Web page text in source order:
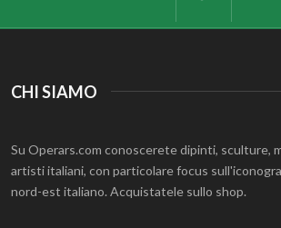
CHI SIAMO
Su Operars.com conoscerete dipinti, sculture,
artisti italiani, con particolare focus
nord-est italiano. Acquistatele sullo shop.